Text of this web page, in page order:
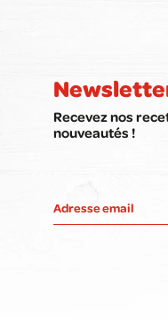
Recevez nos
nouveautés !